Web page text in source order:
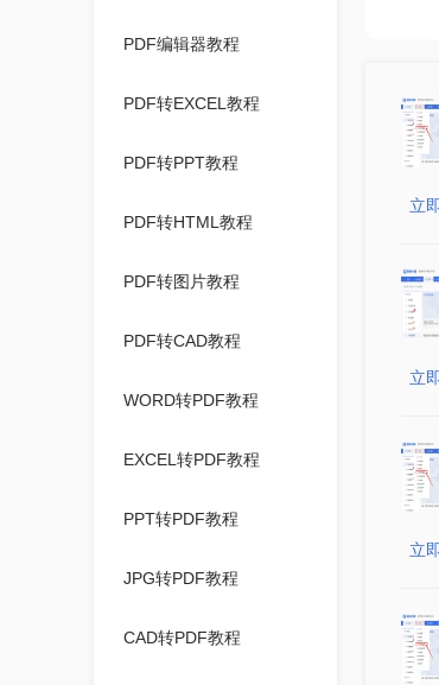
PDF编辑器教程
PDF转EXCEL教程
PDF转PPT教程
PDF转HTML教程
PDF转图片教程
PDF转CAD教程
WORD转PDF教程
EXCEL转PDF教程
PPT转PDF教程
JPG转PDF教程
CAD转PDF教程
立
立
立